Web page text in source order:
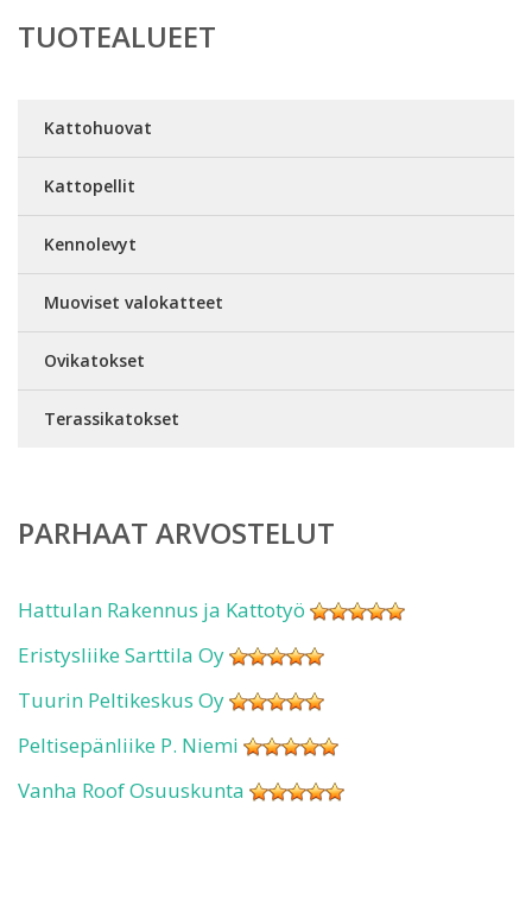
TUOTEALUEET
Kattohuovat
Kattopellit
Kennolevyt
Muoviset valokatteet
Ovikatokset
Terassikatokset
PARHAAT ARVOSTELUT
Hattulan Rakennus ja Kattotyö
Eristysliike Sarttila Oy
Tuurin Peltikeskus Oy
Peltisepänliike P. Niemi
Vanha Roof Osuuskunta